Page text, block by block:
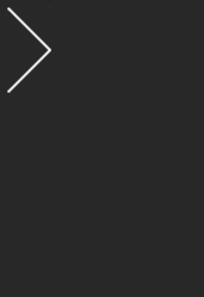
Le Corbusier
die Drehstühle LC7 in
Ausführungen "Anilin-
weiß und schwarz". Im